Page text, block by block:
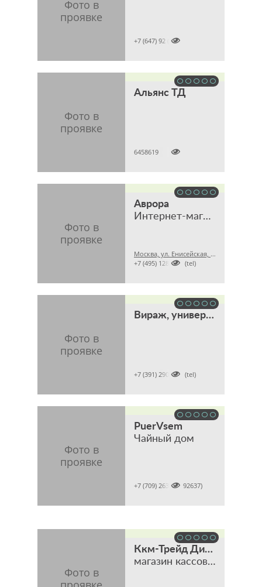

+7 (647) 92 (tel)
Альянс ТД

6458619
Аврора
Интернет-магазин
Москва, ул. Енисейская, 7, стр. 4, офис 6

+7 (495) 1288998 (tel)
Вираж, универсальный интернет-магазин

+7 (391) 2902001 (tel)
PuerVsem
Чайный дом

+7 (709) 2637 (7092637)
Ккм-Трейд Дистрибьюшен
магазин кассового, торгового и банковского оборудования